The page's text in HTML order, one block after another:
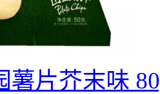
薯片芥末味